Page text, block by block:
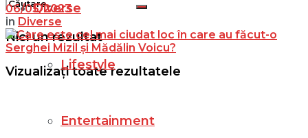
Nici un rezultat
Vizualizați toate rezultatele
Diverse
Lifestyle
Entertainment
06/05/2023
in Diverse